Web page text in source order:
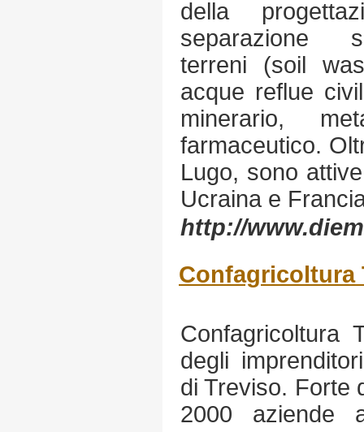
della
separazione
terreni (soil
acque reflue
minerario,
farmaceutico.
Lugo, sono
Ucraina e
http://
Confagricoltura
Confagricoltura
degli
di Treviso. Forte
2000 aziende